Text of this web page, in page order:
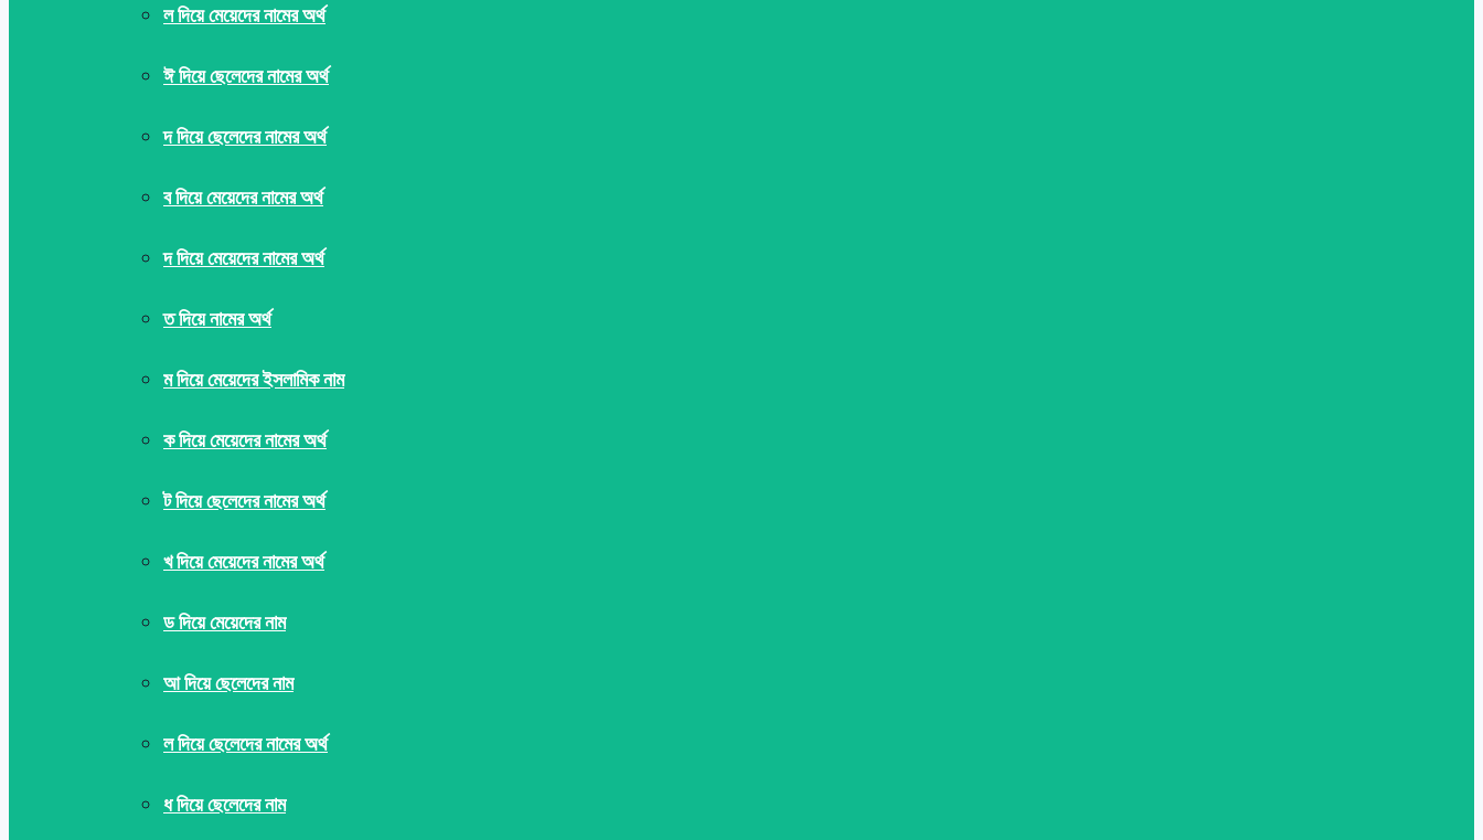
ল দিয়ে মেয়েদের নামের অর্থ
ঈ দিয়ে ছেলেদের নামের অর্থ
দ দিয়ে ছেলেদের নামের অর্থ
ব দিয়ে মেয়েদের নামের অর্থ
দ দিয়ে মেয়েদের নামের অর্থ
ত দিয়ে নামের অর্থ
ম দিয়ে মেয়েদের ইসলামিক নাম
ক দিয়ে মেয়েদের নামের অর্থ
ট দিয়ে ছেলেদের নামের অর্থ
খ দিয়ে মেয়েদের নামের অর্থ
ড দিয়ে মেয়েদের নাম
আ দিয়ে ছেলেদের নাম
ল দিয়ে ছেলেদের নামের অর্থ
ধ দিয়ে ছেলেদের নাম